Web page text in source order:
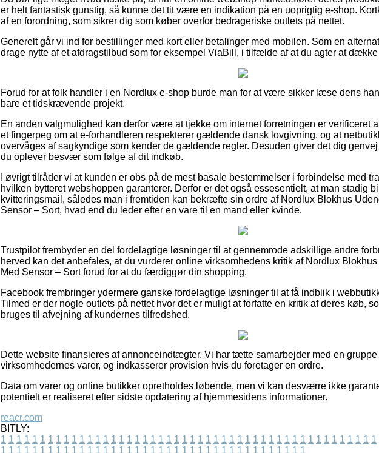
er helt fantastisk gunstig, så kunne det tit være en indikation på en uoprigtig e-shop.
af en forordning, som sikrer dig som køber overfor bedrageriske outlets på nettet.
Generelt går vi ind for bestillinger med kort eller betalinger med mobilen. Som en
drage nytte af et afdragstilbud som for eksempel ViaBill, i tilfælde af at du agter at
Forud for at folk handler i en Nordlux e-shop burde man for at være sikker læse dens
bare et tidskrævende projekt.
En anden valgmulighed kan derfor være at tjekke om internet forretningen er verificeret
et fingerpeg om at e-forhandleren respekterer gældende dansk lovgivning, og at
overvåges af sagkyndige som kender de gældende regler. Desuden giver det dig
du oplever besvær som følge af dit indkøb.
I øvrigt tilråder vi at kunden er obs på de mest basale bestemmelser i forbindelse med
hvilken bytteret webshoppen garanterer. Derfor er det også essesentielt, at man stadig
kvitteringsmail, således man i fremtiden kan bekræfte sin ordre af Nordlux Blokhus
Sensor – Sort, hvad end du leder efter en vare til en mand eller kvinde.
Trustpilot frembyder en del fordelagtige løsninger til at gennemrode adskillige andre
herved kan det anbefales, at du vurderer online virksomhedens kritik af Nordlux
Med Sensor – Sort forud for at du færdiggør din shopping.
Facebook frembringer ydermere ganske fordelagtige løsninger til at få indblik i
Tilmed er der nogle outlets på nettet hvor det er muligt at forfatte en kritik af deres køb,
bruges til afvejning af kundernes tilfredshed.
Dette website finansieres af annonceindtægter. Vi har tætte samarbejder med en
virksomhedernes varer, og indkasserer provision hvis du foretager en ordre.
Data om varer og online butikker opretholdes løbende, men vi kan desværre ikke
potentielt er realiseret efter sidste opdatering af hjemmesidens informationer.
reacr.com
BITLY:
1 1 1 1 1 1 1 1 1 1 1 1 1 1 1 1 1 1 1 1 1 1 1 1 1 1 1 1 1 1 1 1 1 1 1 1 1 1 1 1 1 1 1 1 1 1 1 1
1 1 1 1 1 1 1 1 1 1 1 1 1 1 1 1 1 1 1 1 1 1 1 1 1 1 1 1 1 1 1 1 1 1 1 1 1 1 1